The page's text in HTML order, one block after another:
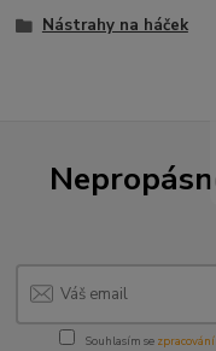
Nástrahy na háček
Souhlasím se